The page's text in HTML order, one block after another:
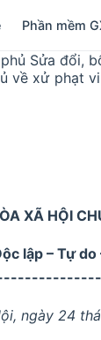
Phần mềm
Sửa đổi,
về xử phạt
XÃ HỘI
lập – Tự do
ngày 24